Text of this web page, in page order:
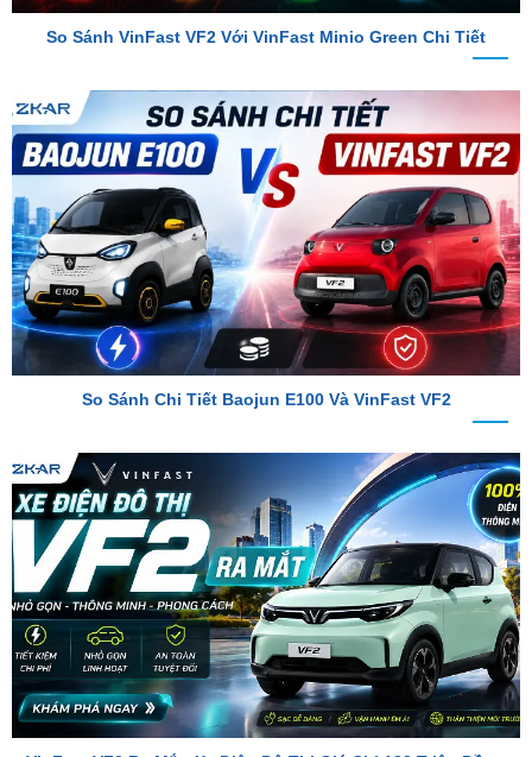
So Sánh Chi Tiết Baojun E100 Và VinFast VF2
VinFast VF2 Ra Mắt: Xe Điện Đô Thị Giá Chỉ 188 Triệu Đồng